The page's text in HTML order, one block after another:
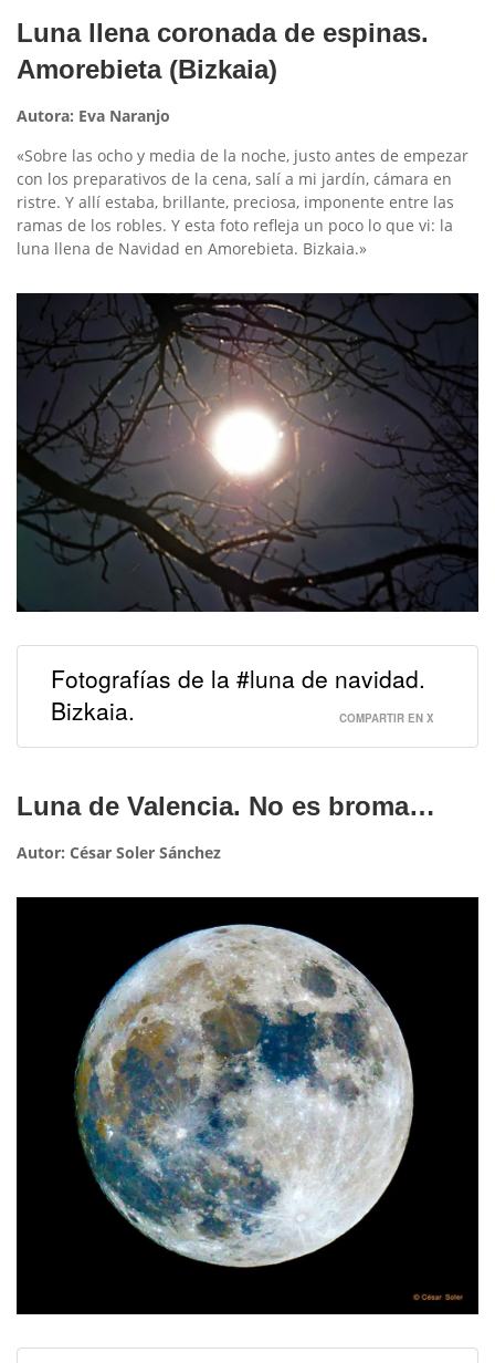
Luna llena coronada de espinas.
Amorebieta (Bizkaia)
Autora: Eva Naranjo
«Sobre las ocho y media de la noche, justo antes de empezar
con los preparativos de la cena, salí a mi jardín, cámara en
ristre. Y allí estaba, brillante, preciosa, imponente entre las
ramas de los robles. Y esta foto refleja un poco lo que vi: la
luna llena de Navidad en Amorebieta. Bizkaia.»
Fotografías de la #luna de navidad.
Bizkaia.
COMPARTIR EN X
Luna de Valencia. No es broma…
Autor: César Soler Sánchez